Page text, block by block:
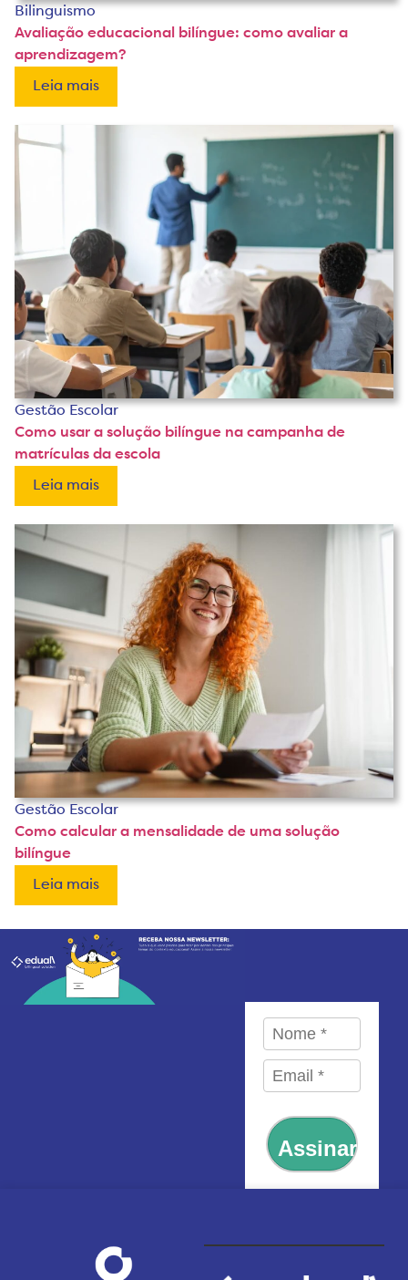
Bilinguismo
Avaliação educacional bilíngue: como avaliar a
aprendizagem?
Leia mais
Gestão Escolar
Como usar a solução bilíngue na campanha de
matrículas da escola
Leia mais
Gestão Escolar
Como calcular a mensalidade de uma solução
bilíngue
Leia mais
Assinar